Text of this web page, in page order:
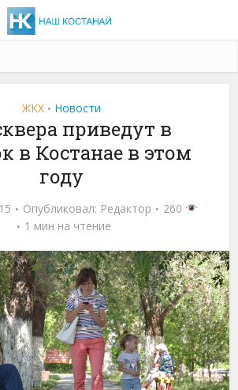
ЖКХ • Новости
приведут в
в Костанае в этом
году
Опубликовал: Редактор
260
1 мин на чтение